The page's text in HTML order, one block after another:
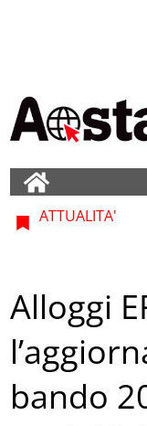
ATTUALITA'
Alloggi
bando